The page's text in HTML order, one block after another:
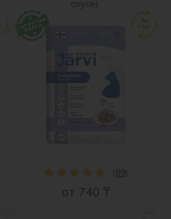
соусе)
(89)
от 740 ₸